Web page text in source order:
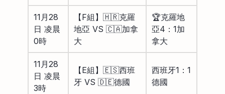
11月28
日 凌晨
0時
【F組】🇭🇷克羅
地亞 VS 🇨🇦加拿
大
🏆克羅地
亞4：1加
拿大
11月28
日 凌晨
3時
【E組】🇪🇸西班
牙 VS 🇩🇪德國
西班牙1：1
德國